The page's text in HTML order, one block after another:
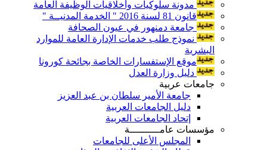
مدونة سلوكيات وأخلاقيات الوظيفة العامة
قانون 81 لسنة 2016 " الخدمة المدنيــة "
جامعة دمنهور في عيون الصحافة
نموذج طلب خدمات الإدارة العامة للموارد
البشرية
موقع الإستفسارات الخاصة بجائحة كورونا
دليل وزارة العدل
جامعات عربية
جامعة الأمير سلطان بن عبد العزيز
دليل الجامعات العربية
إتحاد الجامعات العربية
مؤسسات عامــــــــــة
المجلس الأعلى للجامعات